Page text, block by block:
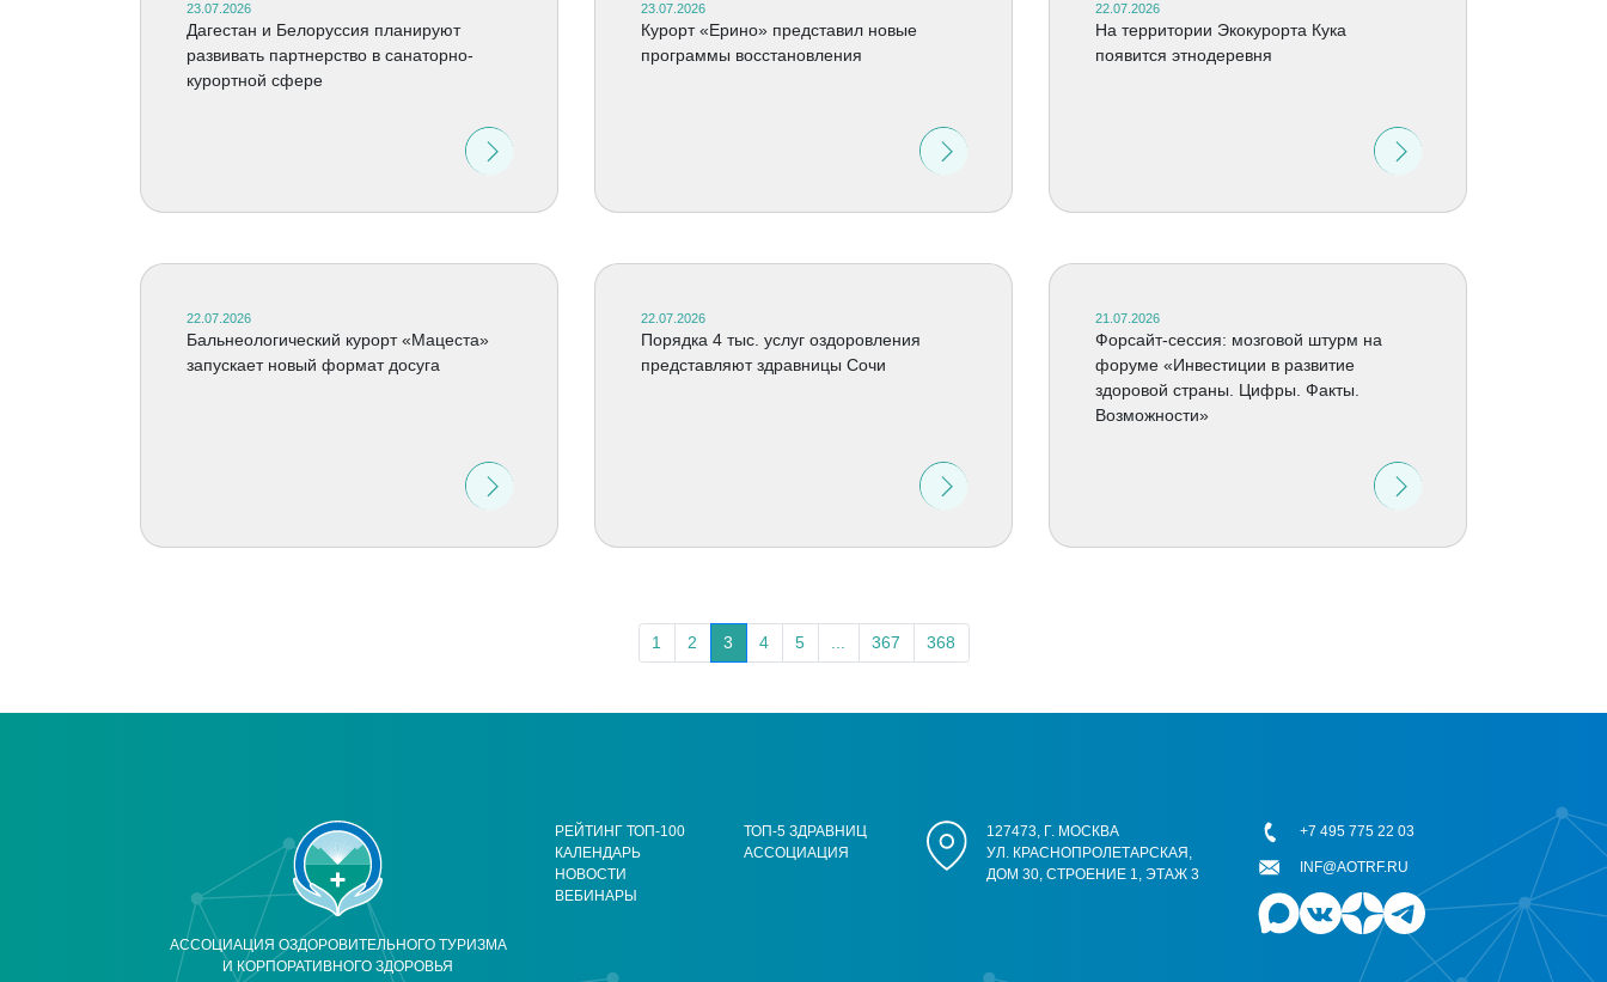
23.07.2026
Дагестан и Белоруссия планируют
развивать партнерство в санаторно-
курортной сфере
23.07.2026
Курорт «Ерино» представил новые
программы восстановления
22.07.2026
На территории Экокурорта Кука
появится этнодеревня
22.07.2026
Бальнеологический курорт «Мацеста»
запускает новый формат досуга
22.07.2026
Порядка 4 тыс. услуг оздоровления
представляют здравницы Сочи
21.07.2026
Форсайт-сессия: мозговой штурм на
форуме «Инвестиции в развитие
здоровой страны. Цифры. Факты.
Возможности»
1 2 3 4 5 367 368
АССОЦИАЦИЯ ОЗДОРОВИТЕЛЬНОГО ТУРИЗМА
И КОРПОРАТИВНОГО ЗДОРОВЬЯ
РЕЙТИНГ ТОП-100
КАЛЕНДАРЬ
НОВОСТИ
ВЕБИНАРЫ
ТОП-5 ЗДРАВНИЦ
АССОЦИАЦИЯ
127473, Г. МОСКВА
УЛ. КРАСНОПРОЛЕТАРСКАЯ,
ДОМ 30, СТРОЕНИЕ 1, ЭТАЖ 3
+7 495 775 22 03
INF@AOTRF.RU